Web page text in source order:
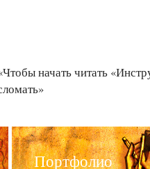
начать читать
Портфолио